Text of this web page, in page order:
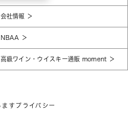
会社情報
NBAA
高級ワイン・ウイスキー通販 moment